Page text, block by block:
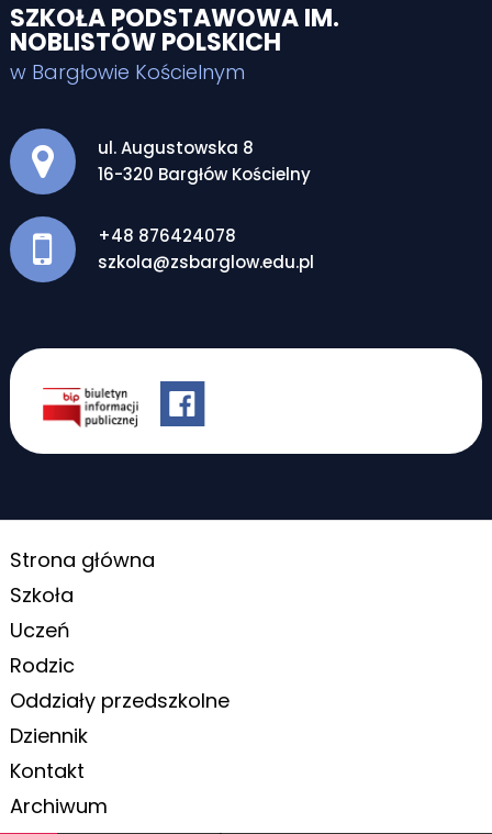
SZKOŁA PODSTAWOWA IM.
NOBLISTÓW POLSKICH
w Bargłowie Kościelnym
Adres pocztowy:
ul. Augustowska 8
16-320 Bargłów Kościelny
+48 876424078
szkola@zsbarglow.edu.pl
Strona główna
Szkoła
Uczeń
Rodzic
Oddziały przedszkolne
Dziennik
Kontakt
Archiwum